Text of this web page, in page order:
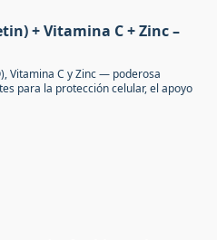
-10% CODICE SAVE10
+ Vitamina C + Zinc –
Vitamina C y Zinc — poderosa
para la protección celular, el apoyo